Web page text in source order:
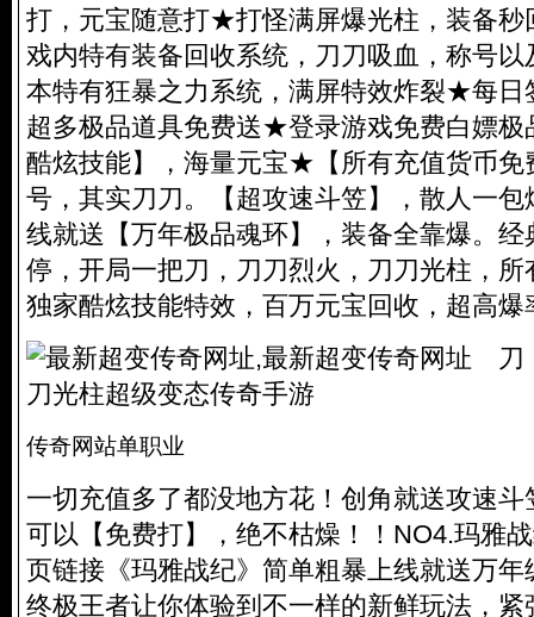
打，元宝随意打★打怪满屏爆光柱，装备
戏内特有装备回收系统，刀刀吸血，称号
本特有狂暴之力系统，满屏特效炸裂★每日
超多极品道具免费送★登录游戏免费白嫖极
酷炫技能】，海量元宝★【所有充值货币免
号，其实刀刀。【超攻速斗笠】，散人一
线就送【万年极品魂环】，装备全靠爆。
停，开局一把刀，刀刀烈火，刀刀光柱，
独家酷炫技能特效，百万元宝回收，超高爆
传奇网站单职业
一切充值多了都没地方花！创角就送攻速
可以【免费打】，绝不枯燥！！NO4.玛雅
页链接《玛雅战纪》简单粗暴上线就送万
终极王者让你体验到不一样的新鲜玩法，